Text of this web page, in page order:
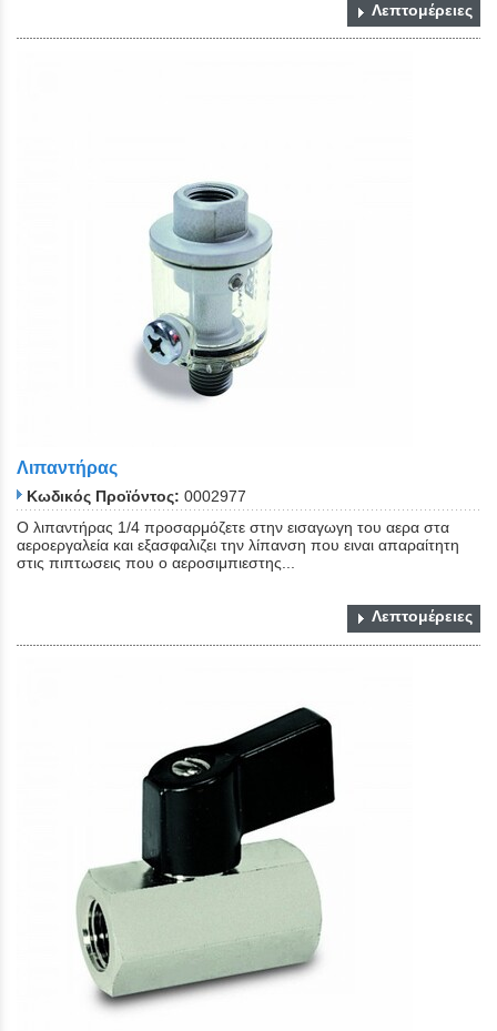
Λεπτομέρειες
Λιπαντήρας
Κωδικός Προϊόντος: 0002977
Ο λιπαντήρας 1/4 προσαρμόζετε στην εισαγωγη του αερα στα
αεροεργαλεία και εξασφαλιζει την λίπανση που ειναι απαραίτητη
στις πιπτωσεις που ο αεροσιμπιεστης...
Λεπτομέρειες